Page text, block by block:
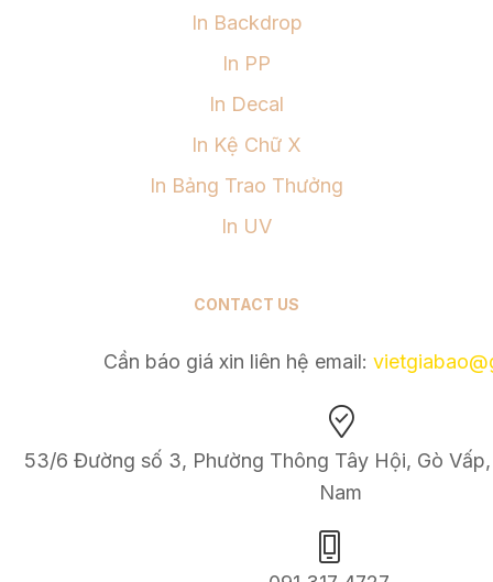
In Backdrop
In PP
In Decal
In Kệ Chữ X
In Bảng Trao Thưởng
In UV
CONTACT US
Cần báo giá xin liên hệ email: v
53/6 Đường số 3, Phường Thông Tây Hội, Gò
Nam